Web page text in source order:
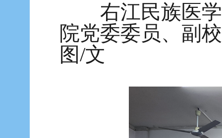
右江民族医学
院党委委员、副
图/文